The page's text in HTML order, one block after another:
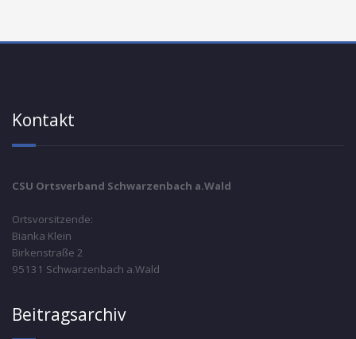
Kontakt
CSU Ortsverband Schwarzenbach a.Wald
Ortsvorsitzende:
Bianka Klein
Birkenstraße 2
95131 Schwarzenbach a.Wald
Beitragsarchiv